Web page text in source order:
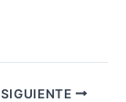
SIGUIENTE